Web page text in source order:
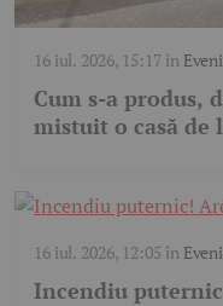
16 iul. 2026, 15:17în
Cum s-a produs,
mistuit o casă de
16 iul. 2026, 12:05 în
Incendiu